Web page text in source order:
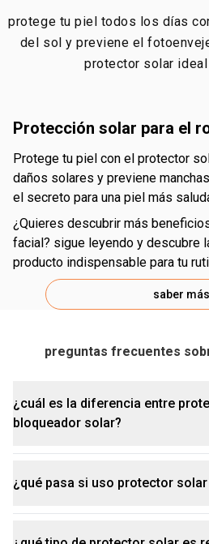
protege tu piel todos los días
del sol y previene el
protector solar
protección solar para el
protege tu piel con el protector solar Natura. combate los
daños solares y previene
el secreto para una piel más
¿quieres descubrir más beneficios del protector solar
facial? sigue leyendo y descubre
producto indispensable para tu
saber más
preguntas frecuentes
¿cuál es la diferencia entre
bloqueador solar?
aunque muchos usamos los términos protector
solar y bloqueador solar
¿qué pasa si uso protector